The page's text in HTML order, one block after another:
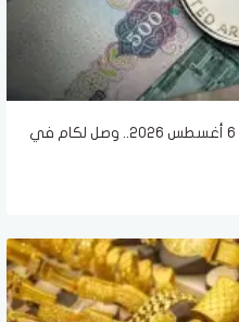
سعر الدرهم الإماراتي اليوم الخميس 6 أغسطس 2026.. وصل لكام في